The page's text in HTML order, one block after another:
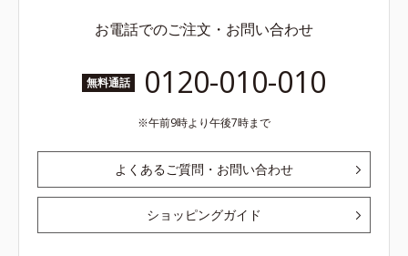
お電話でのご注文・お問い合わせ
無料通話 0120-010-010
午前9時より午後7時まで
よくあるご質問・お問い合わせ
ショッピングガイド